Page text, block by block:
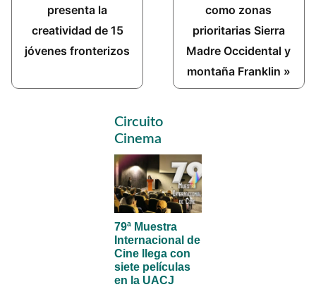
Post:presenta la
creatividad de 15
jóvenes fronterizos
Post:como zonas
prioritarias Sierra
Madre Occidental y
montaña Franklin »
Primary
Sidebar
Circuito
Cinema
79ª Muestra
Internacional de
Cine llega con
siete películas
en la UACJ